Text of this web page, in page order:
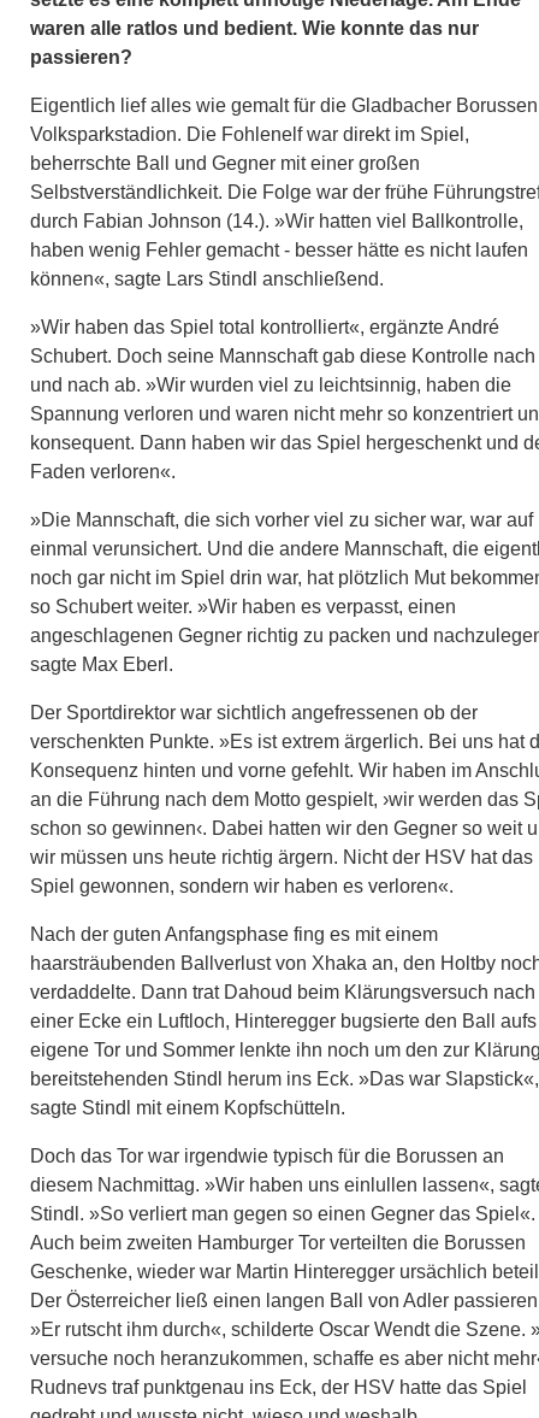
waren alle ratlos und bedient. Wie konnte das nur
passieren?
Eigentlich lief alles wie gemalt für die Gladbacher
Volksparkstadion. Die Fohlenelf war direkt im Spiel,
beherrschte Ball und Gegner mit einer großen
Selbstverständlichkeit. Die Folge war der frühe
durch Fabian Johnson (14.). »Wir hatten viel Ballkontrolle,
haben wenig Fehler gemacht - besser hätte es nicht laufen
können«, sagte Lars Stindl anschließend.
»Wir haben das Spiel total kontrolliert«, ergänzte André
Schubert. Doch seine Mannschaft gab diese Kontrolle nach
und nach ab. »Wir wurden viel zu leichtsinnig, haben die
Spannung verloren und waren nicht mehr so konzentriert
konsequent. Dann haben wir das Spiel hergeschenkt und
Faden verloren«.
»Die Mannschaft, die sich vorher viel zu sicher war, war auf
einmal verunsichert. Und die andere Mannschaft, die
noch gar nicht im Spiel drin war, hat plötzlich Mut
so Schubert weiter. »Wir haben es verpasst, einen
angeschlagenen Gegner richtig zu packen und
sagte Max Eberl.
Der Sportdirektor war sichtlich angefressenen ob der
verschenkten Punkte. »Es ist extrem ärgerlich. Bei uns hat
Konsequenz hinten und vorne gefehlt. Wir haben im
an die Führung nach dem Motto gespielt, ›wir werden das
schon so gewinnen‹. Dabei hatten wir den Gegner so weit
wir müssen uns heute richtig ärgern. Nicht der HSV hat das
Spiel gewonnen, sondern wir haben es verloren«.
Nach der guten Anfangsphase fing es mit einem
haarsträubenden Ballverlust von Xhaka an, den Holtby
verdaddelte. Dann trat Dahoud beim Klärungsversuch nach
einer Ecke ein Luftloch, Hinteregger bugsierte den Ball aufs
eigene Tor und Sommer lenkte ihn noch um den zur
bereitstehenden Stindl herum ins Eck. »Das war Slapstick«,
sagte Stindl mit einem Kopfschütteln.
Doch das Tor war irgendwie typisch für die Borussen an
diesem Nachmittag. »Wir haben uns einlullen lassen«,
Stindl. »So verliert man gegen so einen Gegner das Spiel«.
Auch beim zweiten Hamburger Tor verteilten die Borussen
Geschenke, wieder war Martin Hinteregger ursächlich
Der Österreicher ließ einen langen Ball von Adler
»Er rutscht ihm durch«, schilderte Oscar Wendt die Szene.
versuche noch heranzukommen, schaffe es aber nicht
Rudnevs traf punktgenau ins Eck, der HSV hatte das Spiel